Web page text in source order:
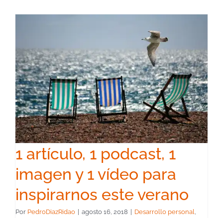
1 artículo, 1 podcast, 1
imagen y 1 vídeo para
inspirarnos este verano
Por PedroDiazRidao | agosto 16, 2018 | Desarrollo personal